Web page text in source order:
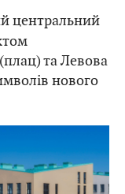
центральний
та Левова
нового